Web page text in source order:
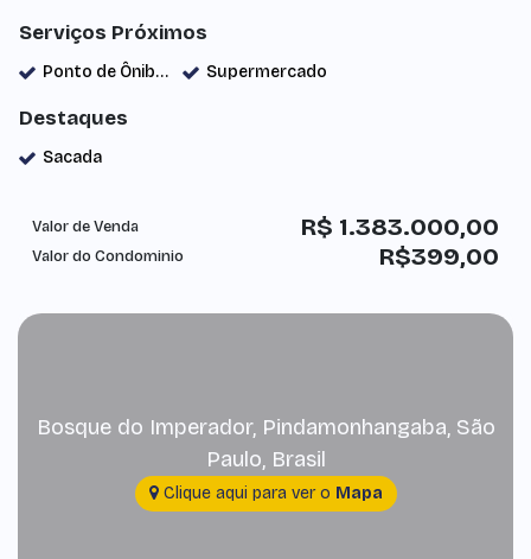
Serviços Próximos
Ponto de Ônibus Supermercado
Destaques
Sacada
R$ 1.383.000,00
Valor de Venda
Valor do Condominio
R$399,00
Bosque do Imperador, Pindamonhangaba, São
Paulo, Brasil
Clique aqui para ver o Mapa